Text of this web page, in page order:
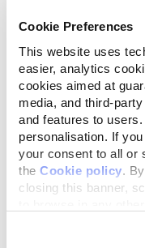
Cookie Preferences
This website uses
easier, analytics
cookies aimed at
media, and third-
and features to
personalisation. If
your consent to all or
the Cookie policy .
closing this banner,
Lista